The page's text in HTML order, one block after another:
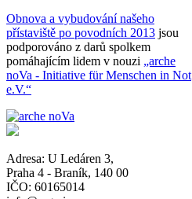
Obnova a vybudování našeho
přístaviště po povodních 2013 jsou
podporováno z darů spolkem
pomáhajícím lidem v nouzi „arche
noVa - Initiative für Menschen in Not
e.V.“
Adresa: U Ledáren 3,
Praha 4 - Braník, 140 00
IČO: 60165014